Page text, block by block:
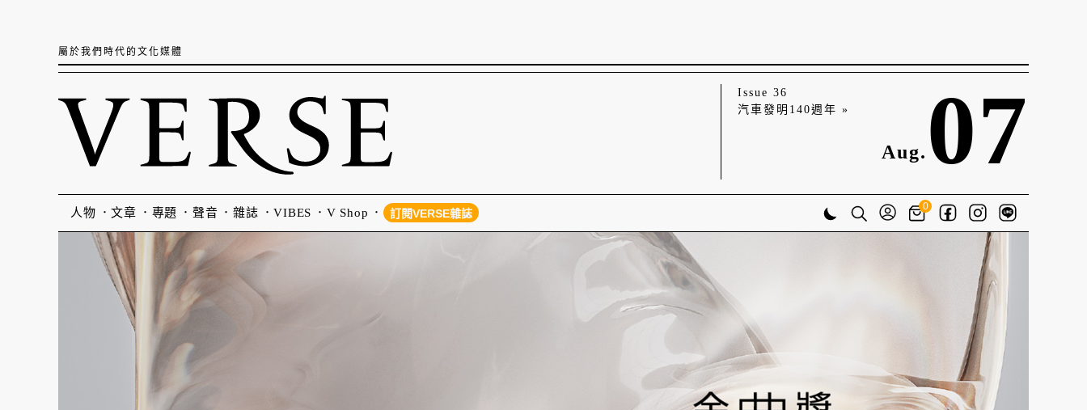
屬於我們時代的文化媒體
Issue 36
汽車發明140週年 »
Aug. 07
人物 文章 專題 聲音 雜誌 VIBES V Shop 訂閱VERSE雜誌
0